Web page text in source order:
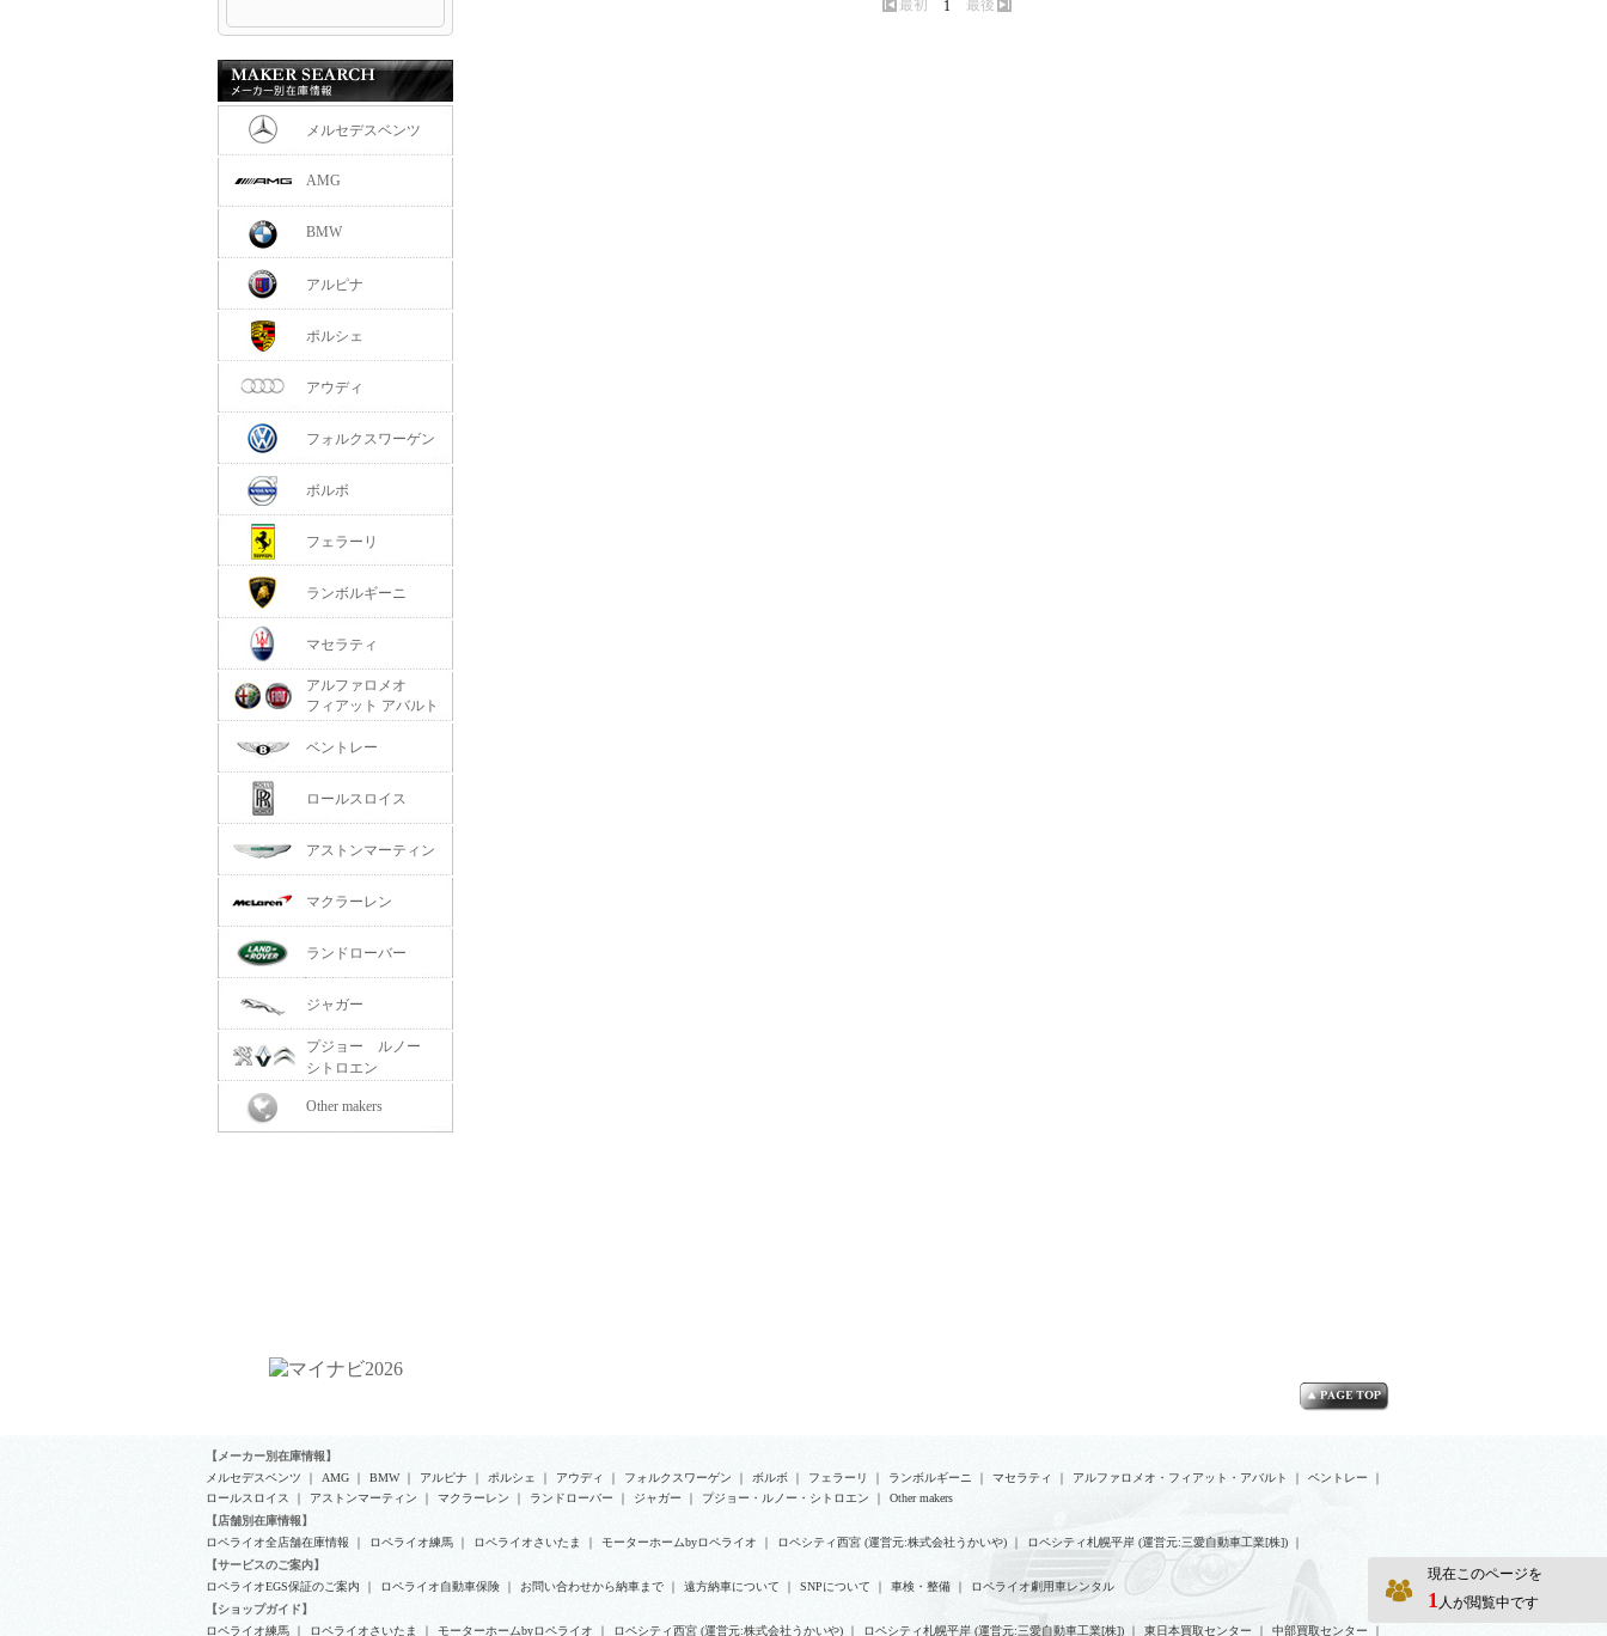
最初 1 最後
現在このページを
1 人が閲覧中です
メルセデスベンツ
AMG
BMW
アルピナ
ポルシェ
アウディ
フォルクスワーゲン
ボルボ
フェラーリ
ランボルギーニ
マセラティ
アルファロメオ
フィアット アバルト
ベントレー
ロールスロイス
アストンマーティン
マクラーレン
ランドローバー
ジャガー
プジョー ルノー
シトロエン
Other makers
【メーカー別在庫情報】
メルセデスベンツ ｜ AMG ｜ BMW｜ アルピナ ｜ ポルシェ ｜ アウディ ｜ フォルクスワーゲン ｜ ボルボ ｜ フェラーリ ｜ ランボルギーニ ｜ マセラティ ｜ アルファロメオ・フィアット・アバルト ｜ ベントレー ｜
ロールスロイス
｜ アストンマーティン ｜ マクラーレン ｜ ランドローバー ｜ ジャガー ｜ プジョー・ルノー・シトロエン ｜
Other makers
【店舗別在庫情報】
ロペライオ全店舗在庫情報 ｜ ロペライオ練馬 ｜ ロペライオさいたま ｜ モーターホームbyロペライオ ｜ ロペシティ西宮 (運営元:株式会社うかいや) ｜ ロペシティ札幌平岸 (運営元:三愛自動車工業[株]) ｜
【サービスのご案内】
ロペライオEGS保証のご案内 ｜ ロペライオ自動車保険 ｜ お問い合わせから納車まで ｜ 遠方納車について ｜ SNPについて ｜ 車検・整備 ｜
ロペライオ劇用車レンタル
【ショップガイド】
ロペライオ練馬 ｜ ロペライオさいたま ｜ モーターホームbyロペライオ ｜ ロペシティ西宮 (運営元:株式会社うかいや) ｜ ロペシティ札幌平岸 (運営元:三愛自動車工業[株]) ｜ 東日本買取センター ｜ 中部買取センター ｜